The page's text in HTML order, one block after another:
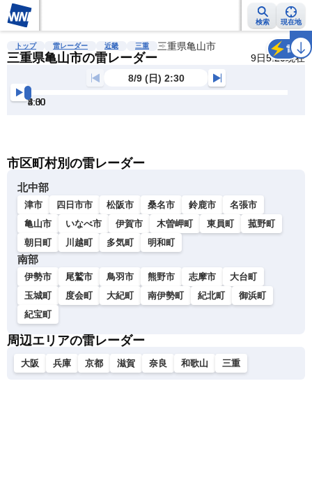
検索 現在地
雨雲レーダー 台風情報 地震情報 警報・注意報 2週間天気 ラ
トップ 雷レーダー 近畿 三重 三重県亀山市
三重県亀山市の雷レーダー 9日5:20現在
雷
8/9 (日) 2:30
2:30
3:00
3:30
4:00
4:30
5:00
市区町村別の雷レーダー
北中部
津市 四日市市 松阪市 桑名市 鈴鹿市
名張市
亀山市
いなべ市 伊賀市 木曽岬町 東員町
菰野町
朝日町
川越町 多気町 明和町
南部
伊勢市 尾鷲市 鳥羽市 熊野市 志摩市
大台町
玉城町
度会町 大紀町 南伊勢町 紀北町
御浜町
紀宝町
周辺エリアの雷レーダー
大阪 兵庫 京都 滋賀 奈良 和歌山 三重